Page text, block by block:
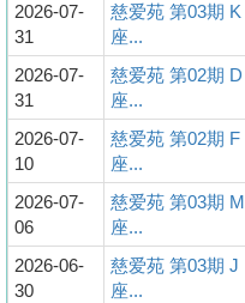
2026-07-
31
慈爱苑 第03期 K
座...
2026-07-
31
慈爱苑 第02期 D
座...
2026-07-
10
慈爱苑 第02期 F
座...
2026-07-
06
慈爱苑 第03期 M
座...
2026-06-
30
慈爱苑 第03期 J
座...